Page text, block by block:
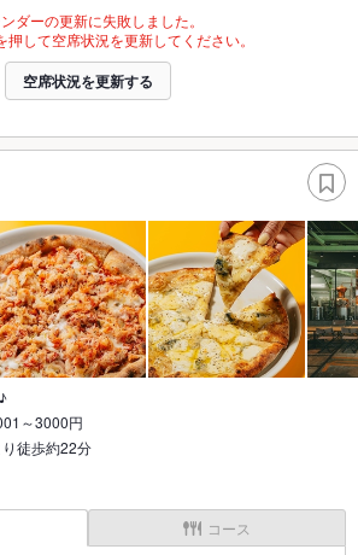
ダーの更新に失敗しました。
押して空席状況を更新してください。
空席状況を更新する
～3000円
徒歩約22分
コース